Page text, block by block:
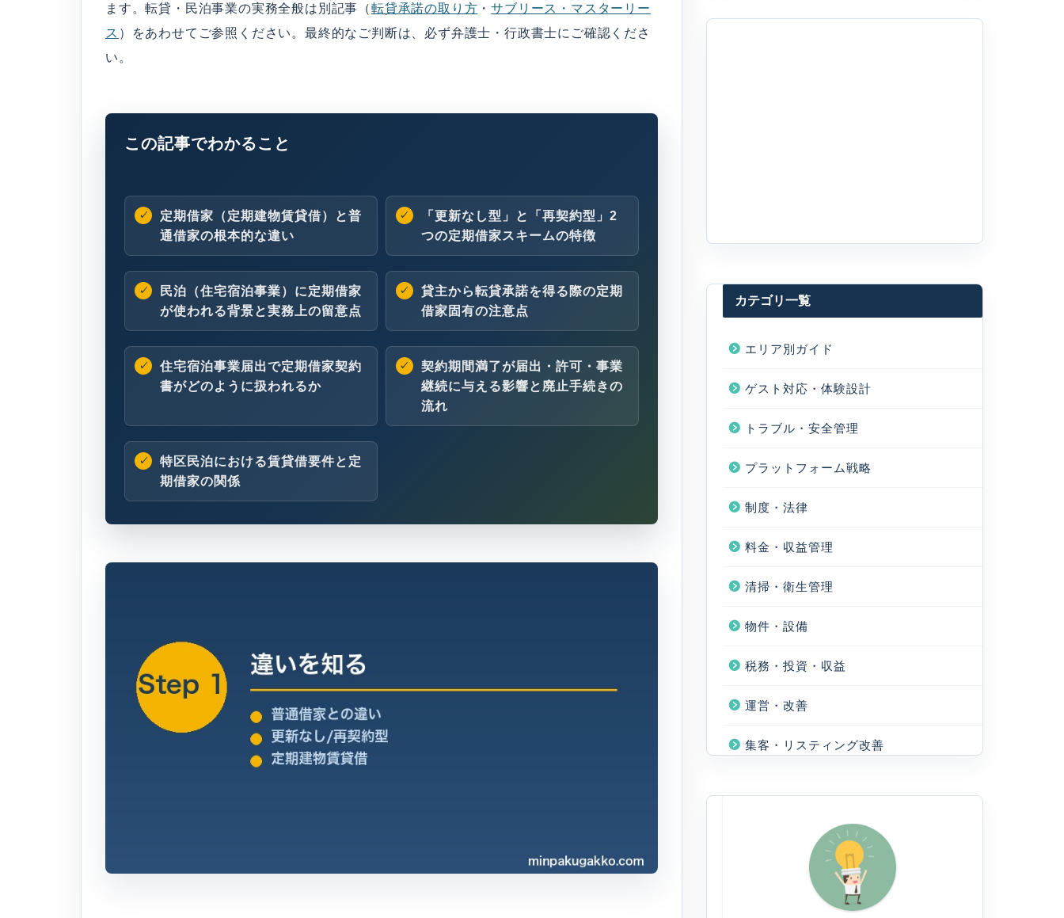
ます。転貸・民泊事業の実務全般は別記事（転貸承諾の取り方 ・サブリース・マスターリー
ス ）をあわせてご参照ください。最終的なご判断は、必ず弁護士・行政書士にご確認くださ
い。
この記事でわかること
定期借家（定期建物賃貸借）と普
通借家の根本的な違い
「更新なし型」と「再契約型」2
つの定期借家スキームの特徴
民泊（住宅宿泊事業）に定期借家
が使われる背景と実務上の留意点
貸主から転貸承諾を得る際の定期
借家固有の注意点
住宅宿泊事業届出で定期借家契約
書がどのように扱われるか
契約期間満了が届出・許可・事業
継続に与える影響と廃止手続きの
流れ
特区民泊における賃貸借要件と定
期借家の関係
カテゴリ一覧
エリア別ガイド
ゲスト対応・体験設計
トラブル・安全管理
プラットフォーム戦略
制度・法律
料金・収益管理
清掃・衛生管理
物件・設備
税務・投資・収益
運営・改善
集客・リスティング改善